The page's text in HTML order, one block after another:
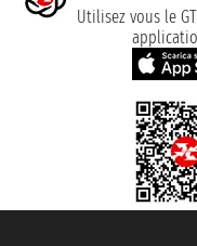
Utilisez vous le